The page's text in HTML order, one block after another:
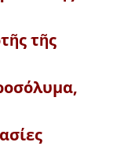
τῆς